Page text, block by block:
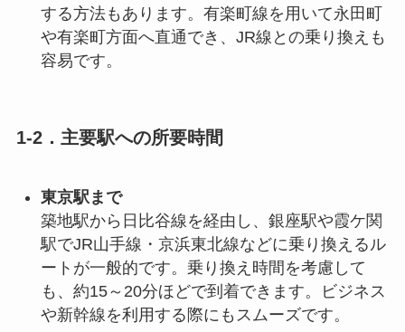
する方法もあります。有楽町線を用いて永田町
や有楽町方面へ直通でき、JR線との乗り換えも
容易です。
1-2．主要駅への所要時間
東京駅まで
築地駅から日比谷線を経由し、銀座駅や霞ケ関
駅でJR山手線・京浜東北線などに乗り換えるル
ートが一般的です。乗り換え時間を考慮して
も、約15～20分ほどで到着できます。ビジネス
や新幹線を利用する際にもスムーズです。